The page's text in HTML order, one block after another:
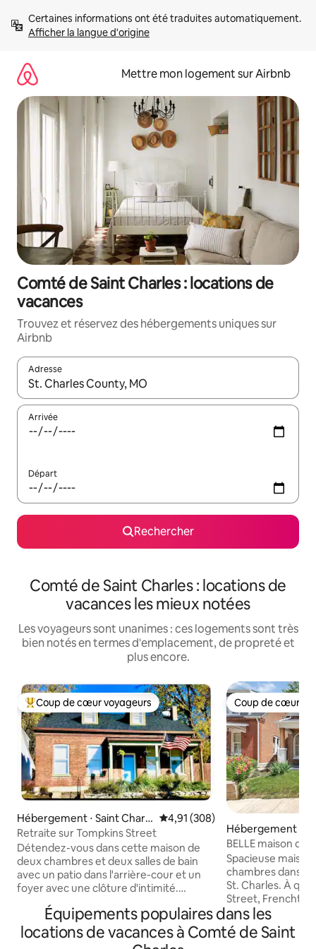
directement
Afficher la langue d'origine
Mettre mon logement sur Airbnb
Comté de Saint Charles : locations de
vacances
Trouvez et réservez des hébergements uniques sur
Airbnb
Adresse
Lorsque les résultats s'affichent, utilisez les flèches vers le
Arrivée
Départ
Rechercher
Comté de Saint Charles : locations de
vacances les mieux notées
Les voyageurs sont unanimes : ces logements sont très
bien notés en termes d'emplacement, de propreté et
plus encore.
Coups de cœur voyageurs les plus appréciés
Coup de cœur voyageurs
Hébergement ⋅ Saint Charle
s
Évaluation moyenne sur la
4,91 (308)
Retraite sur Tompkins Street
Détendez-vous dans cette maison de
deux chambres et deux salles de bain
avec un patio dans l'arrière-cour et un
foyer avec une clôture d'intimité.
Marchez jusqu'aux boutiques et
divertissements uniques de Historic St.
Charles Main Street. Les vignobles
locaux et les attractions de St. Les
Coup de cœur
Coup de cœur
Hébergement ⋅
es
BELLE maison
gamme de 3
Spacieuse
chambres dans
St. Charles. À
Street,
Charles, des
cuisine de chef
entièrement
Équipements populaires dans les
locations de vacances à Comté de Saint